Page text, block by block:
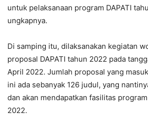
untuk pelaksanaan program DAPATI
ungkapnya.
Di samping itu, dilaksanakan kegiatan
proposal DAPATI tahun 2022 pada
April 2022. Jumlah proposal yang
ini ada sebanyak 126 judul, yang
dan akan mendapatkan fasilitas
2022.